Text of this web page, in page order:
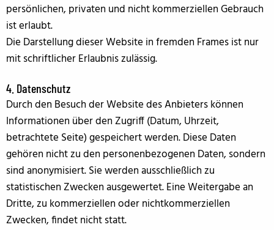
persönlichen, privaten und nicht kommerziellen Gebrauch
ist erlaubt.
Die Darstellung dieser Website in fremden Frames ist nur
mit schriftlicher Erlaubnis zulässig.
4. Datenschutz
Durch den Besuch der Website des Anbieters können
Informationen über den Zugriff (Datum, Uhrzeit,
betrachtete Seite) gespeichert werden. Diese Daten
gehören nicht zu den personenbezogenen Daten, sondern
sind anonymisiert. Sie werden ausschließlich zu
statistischen Zwecken ausgewertet. Eine Weitergabe an
Dritte, zu kommerziellen oder nichtkommerziellen
Zwecken, findet nicht statt.